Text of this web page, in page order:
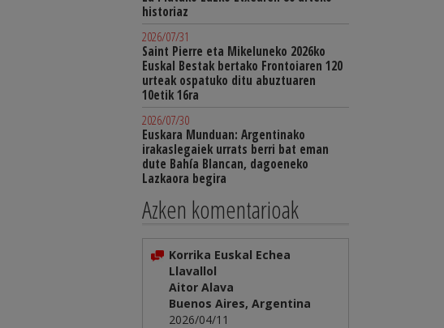
historiaz
2026/07/31
Saint Pierre eta Mikeluneko 2026ko
Euskal Bestak bertako Frontoiaren 120
urteak ospatuko ditu abuztuaren
10etik 16ra
2026/07/30
Euskara Munduan: Argentinako
irakaslegaiek urrats berri bat eman
dute Bahía Blancan, dagoeneko
Lazkaora begira
Azken komentarioak
Korrika Euskal Echea
Llavallol
Aitor Alava
Buenos Aires, Argentina
2026/04/11